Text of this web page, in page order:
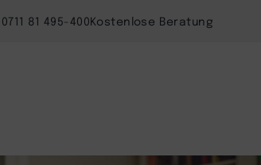
Kostenlose Beratung
0711 81 495-400